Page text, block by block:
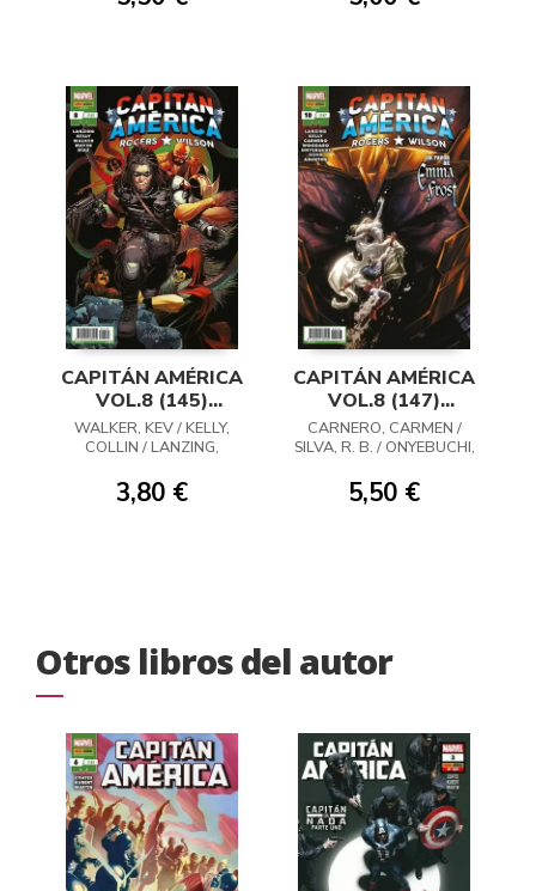
CAPITÁN AMÉRICA
VOL.8 (145)
ROGERS / WILSON :
CAPITÁN AMÉRICA
WALKER, KEV / KELLY,
COLLIN / LANZING,
3,80 €
CAPITÁN AMÉRICA
VOL.8 (147)
ROGERS / WILSON
10
CARNERO, CARMEN /
SILVA, R. B. / ONYEBUCHI,
LANZING, JACKSON
5,50 €
Otros libros del autor